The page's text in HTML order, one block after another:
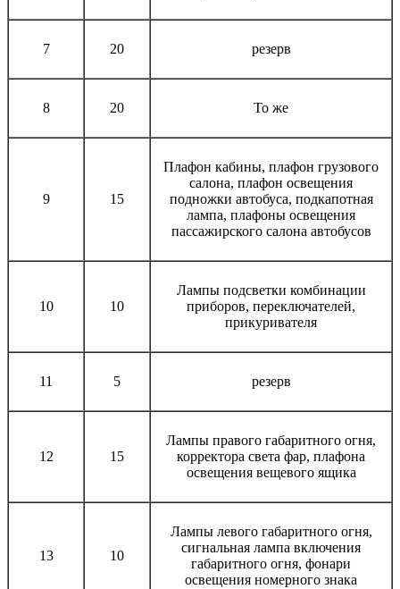
7 20 резерв
8 20 То же
9 15
Плафон кабины, плафон грузового
салона, плафон освещения
подножки автобуса, подкапотная
лампа, плафоны освещения
пассажирского салона автобусов
10 10
Лампы подсветки комбинации
приборов, переключателей,
прикуривателя
11 5 резерв
12 15
Лампы правого габаритного огня,
корректора света фар, плафона
освещения вещевого ящика
13 10
Лампы левого габаритного огня,
сигнальная лампа включения
габаритного огня, фонари
освещения номерного знака